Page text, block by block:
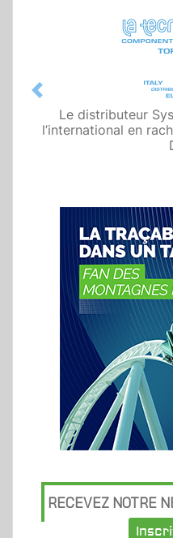
Le distributeur
l’international en
Previous
RECEVEZ NOTRE